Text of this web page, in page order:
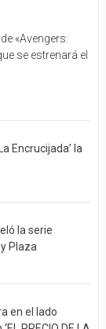
«Avengers:
se estrenará el
Encrucijada’ la
la serie
Plaza
en el lado